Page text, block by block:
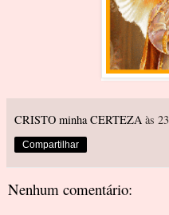
CRISTO minha CERTEZA às
Compartilhar
Nenhum comentário: